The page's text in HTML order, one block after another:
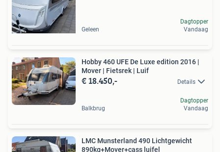
Geleen
Dagtopper
Vandaag
Hobby 460 UFE De Luxe edition 2016 |
Mover | Fietsrek | Luif
€ 18.450,- Details
Balkbrug
Dagtopper
Vandaag
LMC Munsterland 490 Lichtgewicht
890kg+Mover+cass luifel